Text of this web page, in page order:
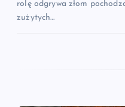
rolę odgrywa złom
zużytych…